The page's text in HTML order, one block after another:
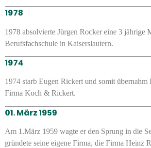
1978
1978 absolvierte Jürgen Rocker eine 3 jährige
Berufs­fach­schule in Kaisers­lautern.
1974
1974 starb Eugen Rickert und somit
Firma Koch & Rickert.
01. März 1959
Am 1.März 1959 wagte er den Sprung in die
gründete seine eigene Firma, die Firma Heinz